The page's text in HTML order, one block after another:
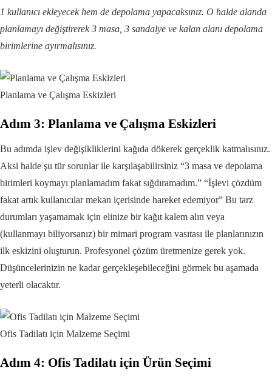
1 kullanıcı ekleyecek hem de depolama yapacaksınız. O halde alanda
planlamayı değiştirerek 3 masa, 3 sandalye ve kalan alanı depolama
birimlerine ayırmalısınız.
Planlama ve Çalışma Eskizleri
Adım 3: Planlama ve Çalışma Eskizleri
Bu adımda işlev değişikliklerini kağıda dökerek gerçeklik katmalısınız.
Aksi halde şu tür sorunlar ile karşılaşabilirsiniz “3 masa ve depolama
birimleri koymayı planlamadım fakat sığdıramadım.” “İşlevi çözdüm
fakat artık kullanıcılar mekan içerisinde hareket edemiyor” Bu tarz
durumları yaşamamak için elinize bir kağıt kalem alın veya
(kullanmayı biliyorsanız) bir mimari program vasıtası ile planlarınızın
ilk eskizini oluşturun. Profesyonel çözüm üretmenize gerek yok.
Düşüncelerinizin ne kadar gerçekleşebileceğini görmek bu aşamada
yeterli olacaktır.
Ofis Tadilatı için Malzeme Seçimi
Adım 4: Ofis Tadilatı için Ürün Seçimi